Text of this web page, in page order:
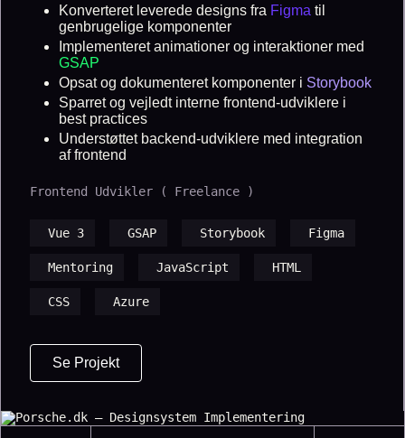
Konverteret leverede designs fra Figma til
genbrugelige komponenter
Implementeret animationer og interaktioner med
GSAP
Opsat og dokumenteret komponenter i Storybook
Sparret og vejledt interne frontend-udviklere i
best practices
Understøttet backend-udviklere med integration
af frontend
Frontend Udvikler ( Freelance )
Vue 3 GSAP Storybook Figma
Mentoring JavaScript HTML
CSS Azure
Se Projekt